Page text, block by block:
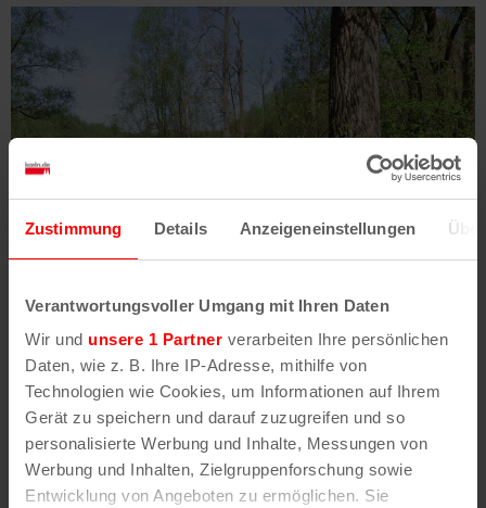
Zustimmung Details Anzeigeneinstellungen
Verantwortungsvoller Umgang mit Ihren Daten
Wir und unsere 1 Partner verarbeiten Ihre persönlichen
Daten, wie z. B. Ihre IP-Adresse, mithilfe von
Technologien wie Cookies, um Informationen auf Ihrem
Gerät zu speichern und darauf zuzugreifen und so
personalisierte Werbung und Inhalte, Messungen von
Werbung und Inhalten, Zielgruppenforschung sowie
Entwicklung von Angeboten zu ermöglichen. Sie
Leichte Wanderung
Wir wandern durch den Worringer Bruch in Kölns Norden
etwa 9 Kilometer im Naturschutzgebiet in einer
Auenlandschaft bis zum Rhein.